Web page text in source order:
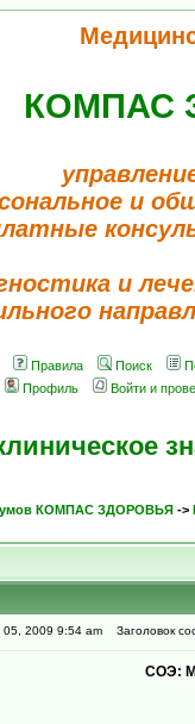
КОМПАС
и
и
Правила Поиск
Профиль
Войти и
КОМПАС ЗДОРОВЬЯ ->
2009 9:54 am Заголовок
СОЭ: